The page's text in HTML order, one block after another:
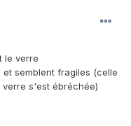
le verre
semblent fragiles (celle
s'est ébréchée)